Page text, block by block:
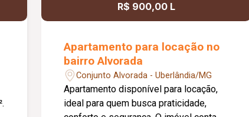
R$ 900,00 L
Apartamento para locação no
bairro Alvorada
Conjunto Alvorada - Uberlândia/MG
Apartamento disponível para locação,
ideal para quem busca praticidade,